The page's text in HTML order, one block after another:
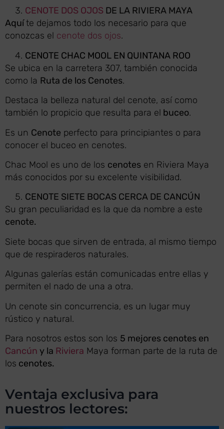
CENOTE DOS OJOS DE LA RIVIERA MAYA
Aquíte dejamos todo los necesario para que
conozcas el cenote dos ojos.
CENOTE CHAC MOOL EN QUINTANA ROO
Se ubica en la carretera 307, también conocida
como la Ruta de los Cenotes.
Destaca la belleza natural del cenote, así como
también lo propicio que resulta para el buceo.
Es un Cenote perfecto para principiantes o para
conocer el buceo en cenotes.
Chac Mool es uno de los cenotes en Riviera Maya
más conocidos por su excelente visibilidad.
CENOTE SIETE BOCAS CERCA DE CANCÚN
Su gran peculiaridad es la que da nombre a este
cenote.
Siete bocas que sirven de entrada, al mismo tiempo
que de respiraderos naturales.
Algunas galerías están comunicadas entre ellas y
permiten el nado de una a otra.
Un cenote sin concurrencia, es un lugar muy
rústico y natural.
Para nosotros estos son los 5 mejores cenotes en
Cancún y la Riviera Maya forman parte de la ruta de
los cenotes.
Ventaja exclusiva para
nuestros lectores: